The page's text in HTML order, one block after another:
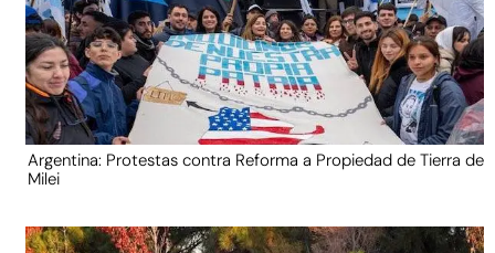
Argentina: Protestas contra Reforma a Propiedad de Tierra de
Milei